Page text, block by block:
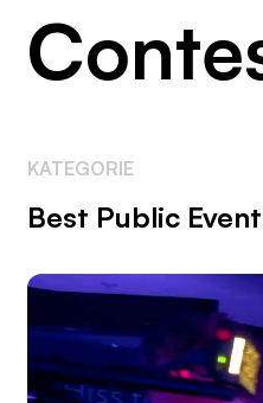
KATEGORIE
Best Public Event